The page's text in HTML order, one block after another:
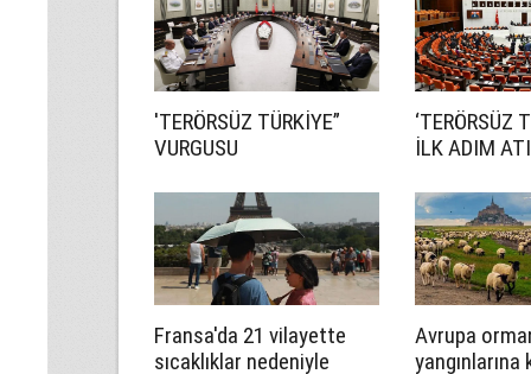
'TERÖRSÜZ TÜRKİYE”
VURGUSU
‘TERÖRSÜZ
İLK ADIM
Fransa'da 21 vilayette
sıcaklıklar nedeniyle
Avrupa
yangınlarına